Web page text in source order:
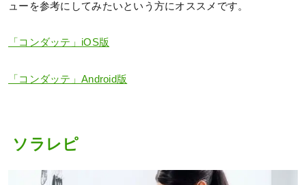
ューを参考にしてみたいという方にオススメです。
「コンダッテ」iOS版
「コンダッテ」Android版
ソラレピ